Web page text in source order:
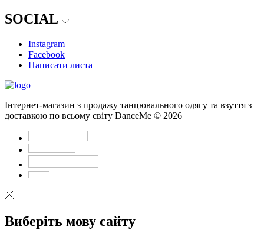
SOCIAL
Instagram
Facebook
Написати листа
Інтернет-магазин з продажу танцювального одягу та взуття з
доставкою по всьому світу DanceMe © 2026
Виберіть мову сайту